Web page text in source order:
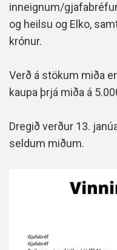
inneignum/
og heilsu og Elko,
krónur.
Verð á stökum miða
kaupa þrjá miða á
Dregið verður 13.
seldum miðum.